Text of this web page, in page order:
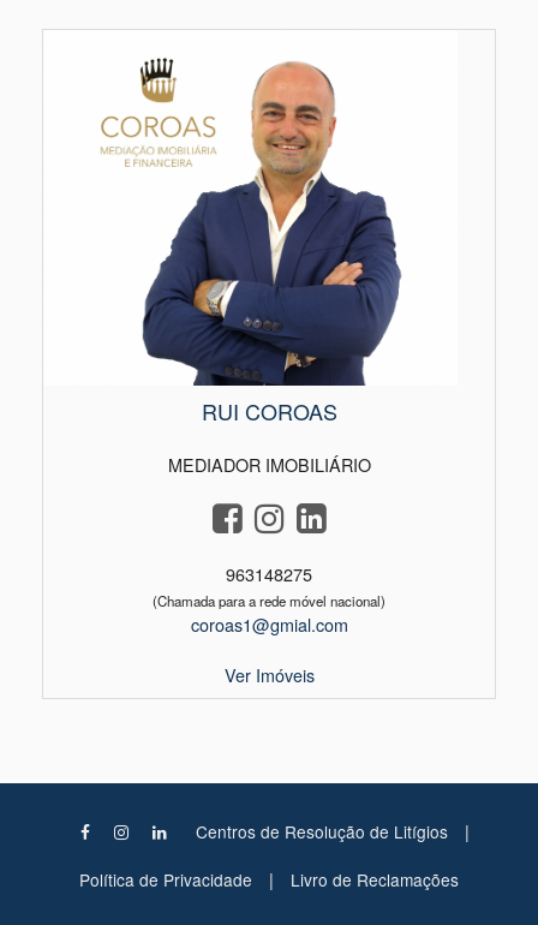
RUI COROAS
MEDIADOR IMOBILIÁRIO
963148275
(Chamada para a rede móvel nacional)
coroas1@gmial.com
Ver Imóveis
Centros de Resolução de Litígios |
Política de Privacidade | Livro de Reclamações